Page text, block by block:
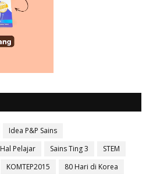
Idea P&P Sains
Hal Pelajar Sains Ting 3
STEM
KOMTEP2015
80 Hari di Korea